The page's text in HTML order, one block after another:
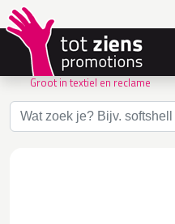
Groot in textiel en reclame